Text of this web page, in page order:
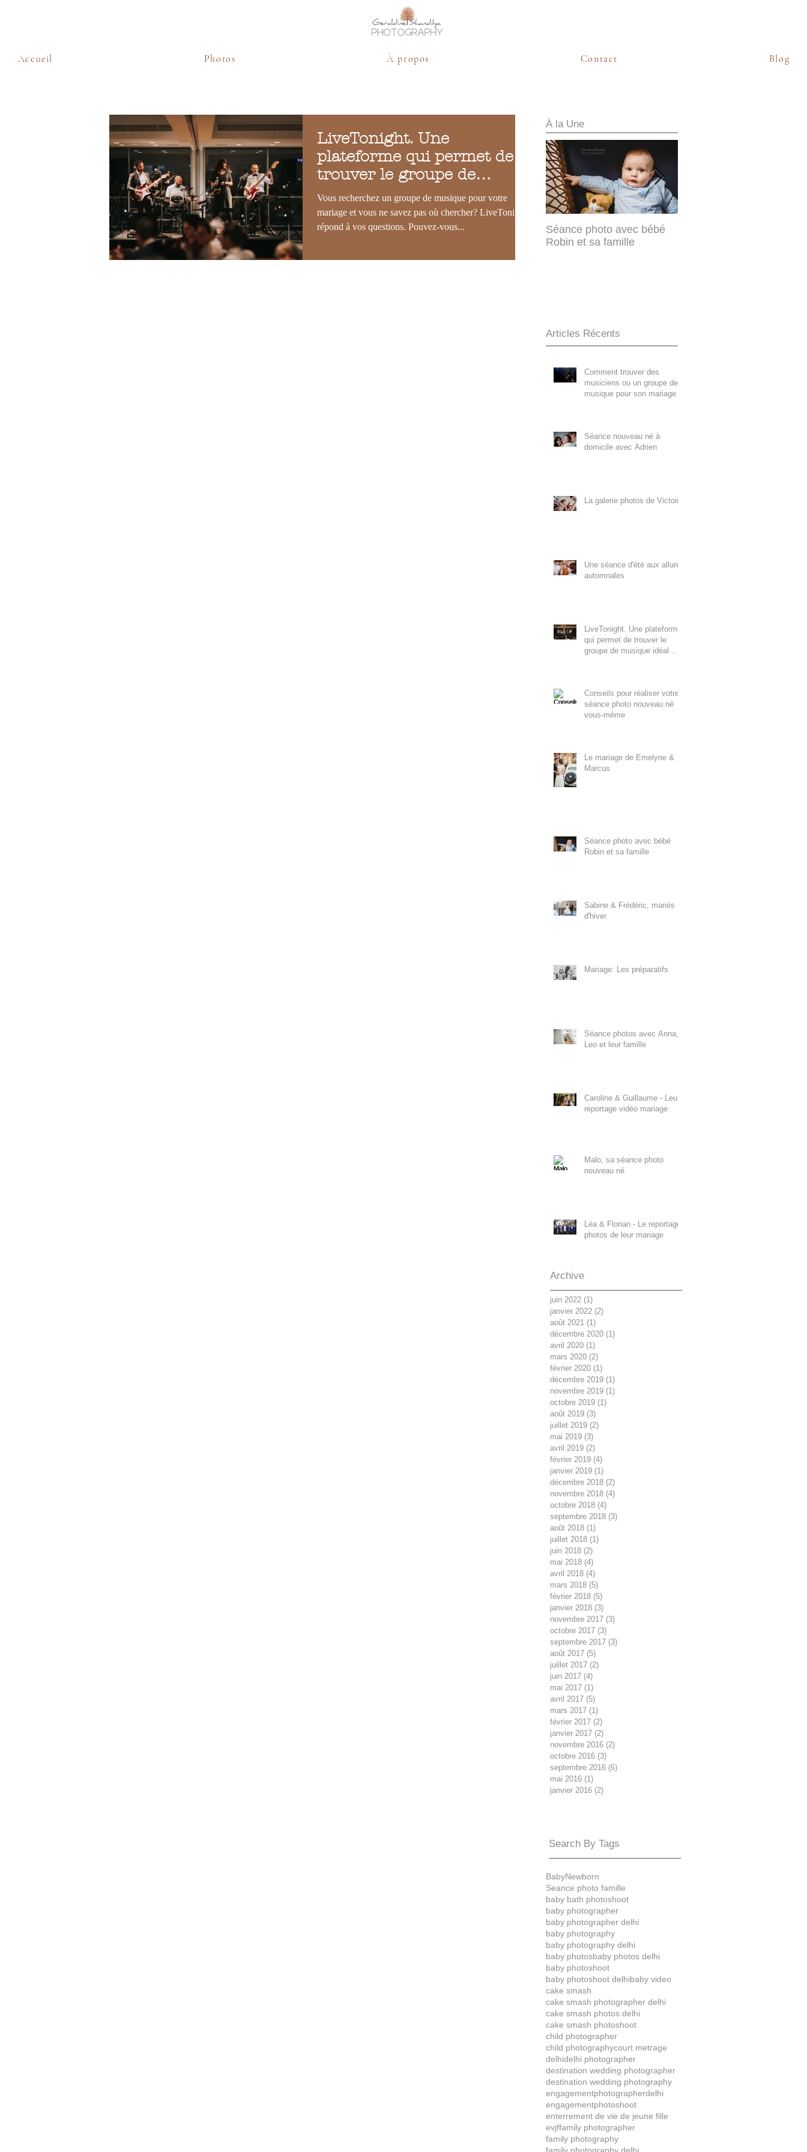
LiveTonight. Une
plateforme qui permet de
trouver le groupe de
musique idéal pour un
mariage.
Vous recherchez un groupe de musique pour votre
mariage et vous ne savez pas où chercher? LiveTonight
répond à vos questions. Pouvez-vous...
À la Une
Séance photo avec bébé
Robin et sa famille
Articles Récents
Comment trouver des
musiciens ou un groupe de
musique pour son mariage ?
Séance nouveau né à
domicile avec Adrien
La galerie photos de Victoire
Une séance d'été aux allures
automnales
LiveTonight. Une plateforme
qui permet de trouver le
groupe de musique idéal
Conseils pour réaliser votre
séance photo nouveau né
vous-même
Le mariage de Emelyne &
Marcus
Séance photo avec bébé
Robin et sa famille
Sabine & Frédéric, mariés
d'hiver
Mariage: Les préparatifs
Séance photos avec Anna,
Leo et leur famille
Caroline & Guillaume - Leur
reportage vidéo mariage
Malo, sa séance photo
nouveau né
Léa & Florian - Le reportage
photos de leur mariage
Archive
juin 2022 (1)
janvier 2022 (2)
août 2021 (1)
décembre 2020 (1)
avril 2020 (1)
mars 2020 (2)
février 2020 (1)
décembre 2019 (1)
novembre 2019 (1)
octobre 2019 (1)
août 2019 (3)
juillet 2019 (2)
mai 2019 (3)
avril 2019 (2)
février 2019 (4)
janvier 2019 (1)
décembre 2018 (2)
novembre 2018 (4)
octobre 2018 (4)
septembre 2018 (3)
août 2018 (1)
juillet 2018 (1)
juin 2018 (2)
mai 2018 (4)
avril 2018 (4)
mars 2018 (5)
février 2018 (5)
janvier 2018 (3)
novembre 2017 (3)
octobre 2017 (3)
septembre 2017 (3)
août 2017 (5)
juillet 2017 (2)
juin 2017 (4)
mai 2017 (1)
avril 2017 (5)
mars 2017 (1)
février 2017 (2)
janvier 2017 (2)
novembre 2016 (2)
octobre 2016 (3)
septembre 2016 (6)
mai 2016 (1)
janvier 2016 (2)
Search By Tags
BabyNewborn
Seance photo famille
baby bath photoshoot
baby photographer
baby photographer delhi
baby photography
baby photography delhi
baby photosbaby photos delhi
baby photoshoot
baby photoshoot delhibaby video
cake smash
cake smash photographer delhi
cake smash photos delhi
cake smash photoshoot
child photographer
child photographycourt metrage
delhidelhi photographer
destination wedding photographer
destination wedding photography
engagementphotographerdelhi
engagementphotoshoot
enterrement de vie de jeune fille
evjffamily photographer
family photography
family photography delhi
Accueil Photos À propos Contact Blog